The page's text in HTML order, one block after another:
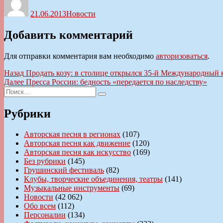
21.06.2013Новости
Добавить комментарий
Для отправки комментария вам необходимо авторизоваться.
Навигация
по
записям
Назад Предыдущая
запись:
Продать козу: в столице открылся 35-й Международный
Далее Следующая
Пресса России: бедность «передается по наследству»
Искать:
Поиск
Рубрики
Авторская песня в регионах (107)
Авторская песня как движение (120)
Авторская песня как искусство (169)
Без рубрики (145)
Грушинский фестиваль (82)
Клубы, творческие объединения, театры (141)
Музыкальные инструменты (69)
Новости (42 062)
Обо всем (112)
Персоналии (134)